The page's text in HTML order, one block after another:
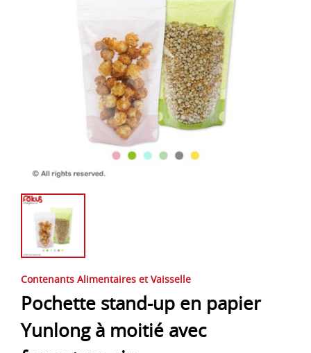
Contenants Alimentaires et Vaisselle
Pochette stand-up en papier
Yunlong à moitié avec